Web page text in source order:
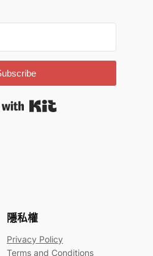
隱私權
Privacy Policy
Terms and Conditions